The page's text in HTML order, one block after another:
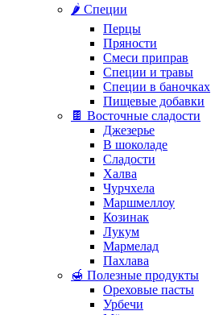
🌶️ Специи
Перцы
Пряности
Смеси приправ
Специи и травы
Специи в баночках
Пищевые добавки
🍫 Восточные сладости
Джезерье
В шоколаде
Сладости
Халва
Чурчхела
Маршмеллоу
Козинак
Лукум
Мармелад
Пахлава
🍯 Полезные продукты
Ореховые пасты
Урбечи